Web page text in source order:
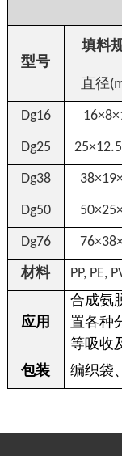
型号
填料
直径(
Dg16 16
Dg25 25
Dg38 38
Dg50 50
Dg76 76
材料 PP, PE,
应用
合成氨
置各种
等吸收
包装
编织袋